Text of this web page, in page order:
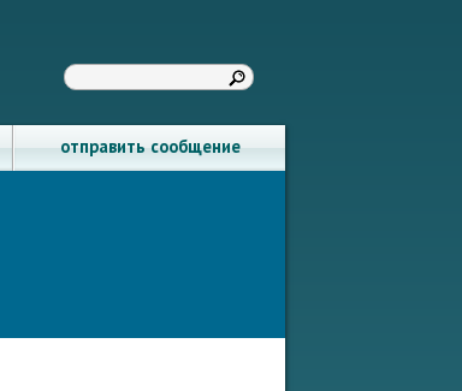
отправить сообщение